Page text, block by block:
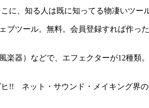
こに、知る人は既に知ってる物凄いツ
ツール。無料。会員登録すれば作っ
楽器）などで、エフェクターが12種
!! ネット・サウンド・メイキング界